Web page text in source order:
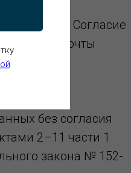
свое Согласие
почты
без согласия
2–11 части 1
закона № 152-